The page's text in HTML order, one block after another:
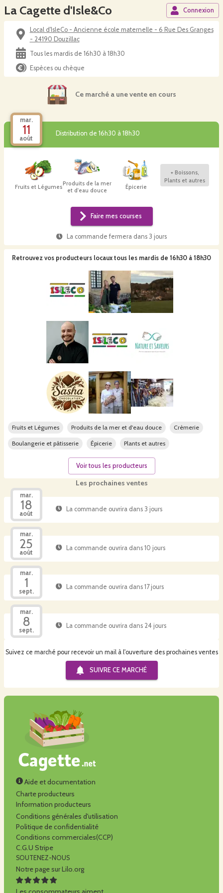
La Cagette d'Isle&Co Connexion
Local d'IsleCo - Ancienne école maternelle - 6 Rue Des Granges
- 24190 Douzillac
Tous les mardis de 16h30 à 18h30
Espèces ou chèque
Ce marché a une vente en cours
mar.
11
août
Distribution de 16h30 à 18h30
Fruits et LégumesProduits de la mer
et d'eau douce
Épicerie
+ Boissons,
Plants et autres
Faire mes courses
La commande fermera dans 3 jours
Les prochaines ventes
mar.
18
août
La commande ouvrira dans 3 jours
mar.
25
août
La commande ouvrira dans 10 jours
mar.
1
sept.
La commande ouvrira dans 17 jours
mar.
8
sept.
La commande ouvrira dans 24 jours
Suivez ce marché pour recevoir un mail à l'ouverture des prochaines ventes
SUIVRE CE MARCHÉ
Retrouvez vos producteurs locaux tous les mardis de 16h30 à 18h30
Fruits et Légumes Produits de la mer et d'eau douce Crèmerie
Boulangerie et pâtisserie Épicerie Plants et autres
Voir tous les producteurs
Aide et documentation
Charte producteurs
Information producteurs
Conditions générales d'utilisation
Politique de confidentialité
Conditions commerciales(CCP)
C.G.U Stripe
SOUTENEZ-NOUS
Notre page sur Lilo.org